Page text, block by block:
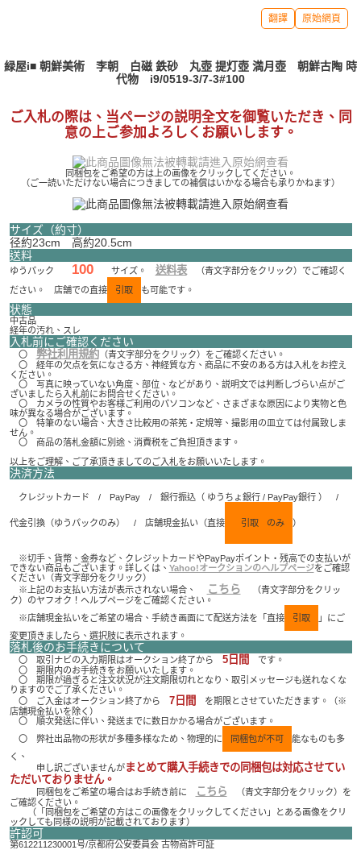
翻譯 原始網頁
緑屋i■ 朝鮮美術 李朝 白磁 鉄砂 丸壺 提灯壺 満月壺 朝鮮古陶 時
代物 i9/0519-3/7-3#100
ご入札の際は、当ページの説明全文を御覧いただき、同
意の上ご参加よろしくお願いします。
同梱包をご希望の方は上の画像をクリックしてください。
（ご一読いただけない場合につきましての補償はいかなる場合も承りかねます）
サイズ（約寸）
径約23cm 高約20.5cm
送料
ゆうパック 100 サイズ。 送料表（青文字部分をクリック）でご確認く
ださい。 店舗での直接
引取 も可能です。
状態
中古品
経年の汚れ、スレ
入札前にご確認ください
〇 弊社利用規約（青文字部分をクリック）をご確認ください。
〇 経年の欠点を気になさる方、神経質な方、商品に不安のある方は入札をお控え
ください。
〇 写真に映っていない角度、部位、などがあり、説明文では判断しづらい点がご
ざいましたら入札前にお問合せください。
〇 カメラの性質やお客様ご利用のパソコンなど、さまざまな原因により実物と色
味が異なる場合がございます。
〇 特筆のない場合、大きさ比較用の茶筅・定規等、撮影用の皿立ては付属致しま
せん。
〇 商品の落札金額に別途、消費税をご負担頂きます。
以上をご理解、ご了承頂きましてのご入札をお願いいたします。
決済方法
クレジットカード / PayPay / 銀行振込（ ゆうちょ銀行 / PayPay銀行 ） /
代金引換（ゆうパックのみ） / 店舗現金払い（直接 引取 のみ ）
※切手、貨幣、金券など、クレジットカードやPayPayポイント・残高での支払いが
できない商品もございます。詳しくは、 Yahoo!オークションのヘルプページをご確認
ください（青文字部分をクリック）
※上記のお支払い方法が表示されない場合、
こちら
（青文字部分をクリッ
ク）のヤフオク！ヘルプページをご確認ください。
※店舗現金払いをご希望の場合、手続き画面にて配送方法を「直接
引取
」にご
変更頂きましたら、選択肢に表示されます。
落札後のお手続きについて
〇 取引ナビの入力期限はオークション終了から 5日間 です。
〇 期限内のお手続きをお願いいたします。
〇 期限が過ぎると注文状況が注文期限切れとなり、取引メッセージも送れなくな
りますのでご了承ください。
〇 ご入金はオークション終了から 7日間 を期限とさせていただきます。（※
店舗現金払いを除く）
〇 順次発送に伴い、発送までに数日かかる場合がございます。
〇 弊社出品物の形状が多種多様なため、物理的に
同梱包が不可
能なものも多
く、
申し訳ございませんがまとめて購入手続きでの同梱包は対応させてい
ただいておりません。
同梱包をご希望の場合はお手続き前に こちら （青文字部分をクリック）を
ご確認ください。
（「同梱包をご希望の方はこの画像をクリックしてください」とある画像をクリ
ックしても同様の説明が記載されております）
許認可
第612211230001号/京都府公安委員会 古物商許可証